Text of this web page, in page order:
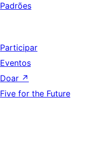
Padrões
Participar
Eventos
Doar ↗
Five for the Future